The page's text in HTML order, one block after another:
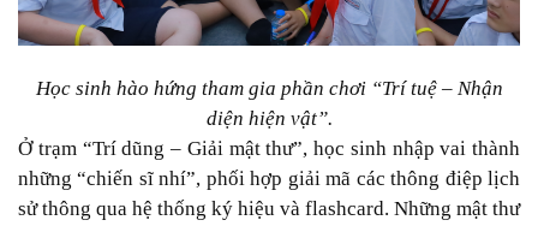
Học sinh hào hứng tham gia phần chơi “Trí tuệ – Nhận
diện hiện vật”.
Ở trạm “Trí dũng – Giải mật thư”, học sinh nhập vai thành
những “chiến sĩ nhí”, phối hợp giải mã các thông điệp lịch
sử thông qua hệ thống ký hiệu và flashcard. Những mật thư